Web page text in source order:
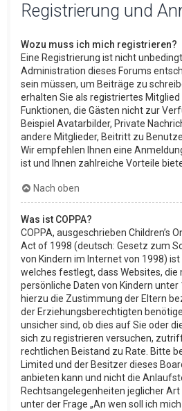
Registrierung und
Wozu muss ich mich registrieren?
Eine Registrierung ist nicht
Administration dieses Forums
sein müssen, um Beiträge zu
erhalten Sie als registriertes
Funktionen, die Gästen nicht zur
Beispiel Avatarbilder, Private
andere Mitglieder, Beitritt zu
Wir empfehlen Ihnen eine
ist und Ihnen zahlreiche Vorteile
Nach oben
Was ist COPPA?
COPPA, ausgeschrieben Children’s
Act of 1998 (deutsch: Gesetz zum
von Kindern im Internet von 1998) ist
welches festlegt, dass Websites, die
persönliche Daten von Kindern unter
hierzu die Zustimmung der Eltern
der Erziehungsberechtigten
unsicher sind, ob dies auf Sie oder
sich zu registrieren versuchen,
rechtlichen Beistand zu Rate. Bitte
Limited und der Besitzer dieses
anbieten kann und nicht die
Rechtsangelegenheiten jeglicher
unter der Frage „An wen soll ich